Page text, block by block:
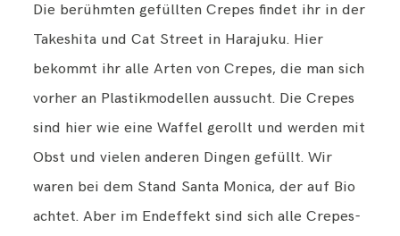
Die berühmten gefüllten Crepes findet ihr in der
Takeshita und Cat Street in Harajuku. Hier
bekommt ihr alle Arten von Crepes, die man sich
vorher an Plastikmodellen aussucht. Die Crepes
sind hier wie eine Waffel gerollt und werden mit
Obst und vielen anderen Dingen gefüllt. Wir
waren bei dem Stand Santa Monica, der auf Bio
achtet. Aber im Endeffekt sind sich alle Crepes-